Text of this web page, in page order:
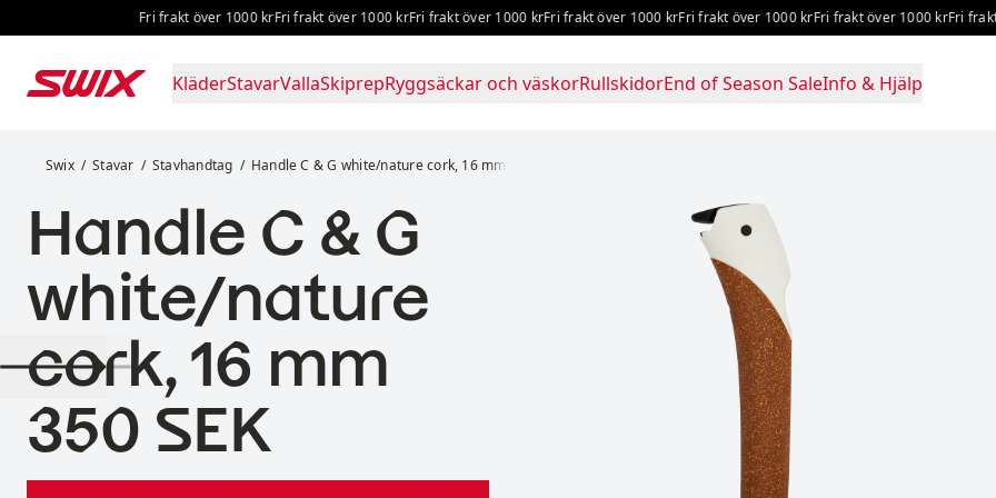
Hoppa till innehållFri frakt över 1000 krFri frakt över 1000 krFri frakt över 1000 krFri frakt över 1000 krFri frakt över 1000 krFri frakt över 1000 krFri frakt
KläderStavarVallaSkiprepRyggsäckar och väskorRullskidorEnd of Season SaleInfo & Hjälp
Swix Stavar Stavhandtag Handle C & G white/nature cork, 16 mm
Handle C & G
white/nature
cork, 16 mm
Pris:
350 SEK